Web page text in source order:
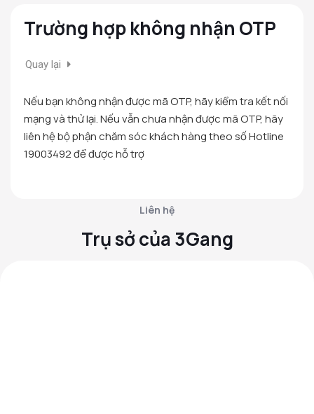
Trường hợp không nhận OTP
Quay lại
Nếu bạn không nhận được mã OTP, hãy kiểm tra kết nối
mạng và thử lại. Nếu vẫn chưa nhận được mã OTP, hãy
liên hệ bộ phận chăm sóc khách hàng theo số Hotline
19003492 để được hỗ trợ
Liên hệ
Trụ sở của 3Gang